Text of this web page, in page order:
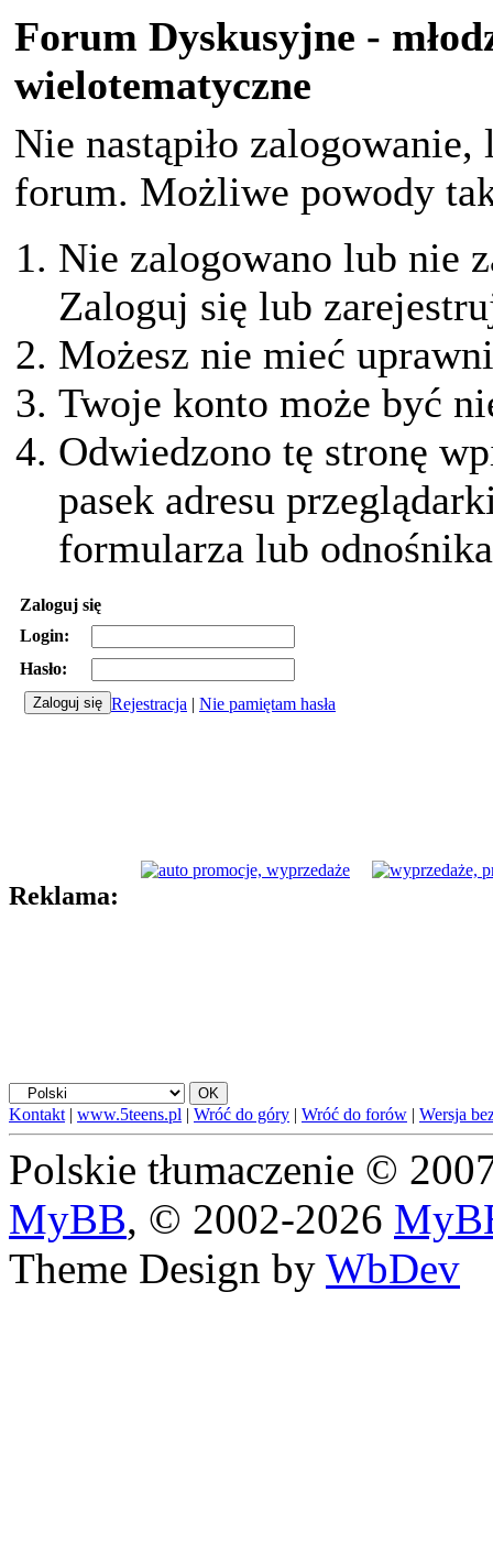
Forum Dyskusyjne -
wielotematyczne
Nie nastąpiło
forum. Możliwe powody
Nie zalogowano lub nie
Zaloguj się lub
Możesz nie mieć
Twoje konto może być
Odwiedzono tę stronę
pasek adresu
formularza lub
Zaloguj się
Login:
Hasło:
Rejestracja | Nie pamiętam hasła
Reklama:
Kontakt | www.5teens.pl | Wróć do góry | Wróć do forów | Wersja
Polskie tłumaczenie ©
MyBB, © 2002-2026
Theme Design by WbDev